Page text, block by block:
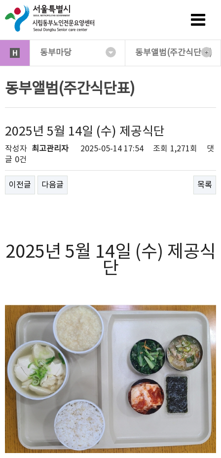
동부마당 동부앨범(주간식단표)
동부앨범(주간식단표)
2025년 5월 14일 (수) 제공식단
작성자 최고관리자 2025-05-14 17:54 조회 1,271회
댓
글 0건
이전글 다음글 목록
2025년 5월 14일 (수) 제공식
단